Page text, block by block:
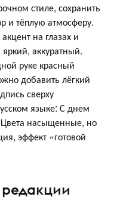
стиле, сохранить
и тёплую атмосферу.
на глазах и
аккуратный.
руке красный
добавить лёгкий
сверху
языке: С днем
насыщенные, но
эффект «готовой